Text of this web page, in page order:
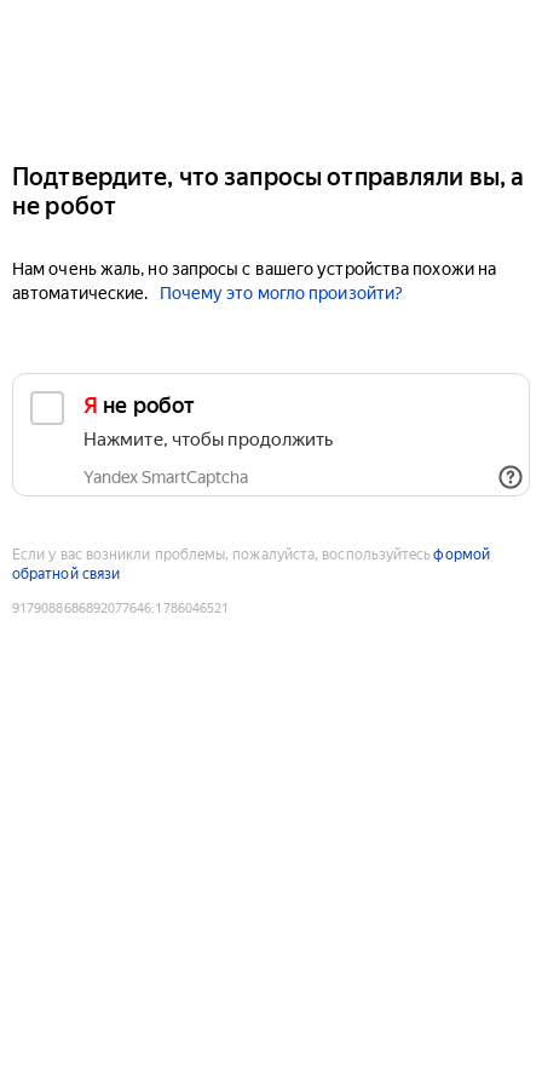
Подтвердите, что запросы отправляли вы, а
не робот
Нам очень жаль, но запросы с вашего устройства похожи на
автоматические.
Почему это могло произойти?
Я не робот
Нажмите, чтобы продолжить
Yandex SmartCaptcha
Если у вас возникли проблемы, пожалуйста, воспользуйтесьформой
обратной связи
9179088686892077646:1786046521